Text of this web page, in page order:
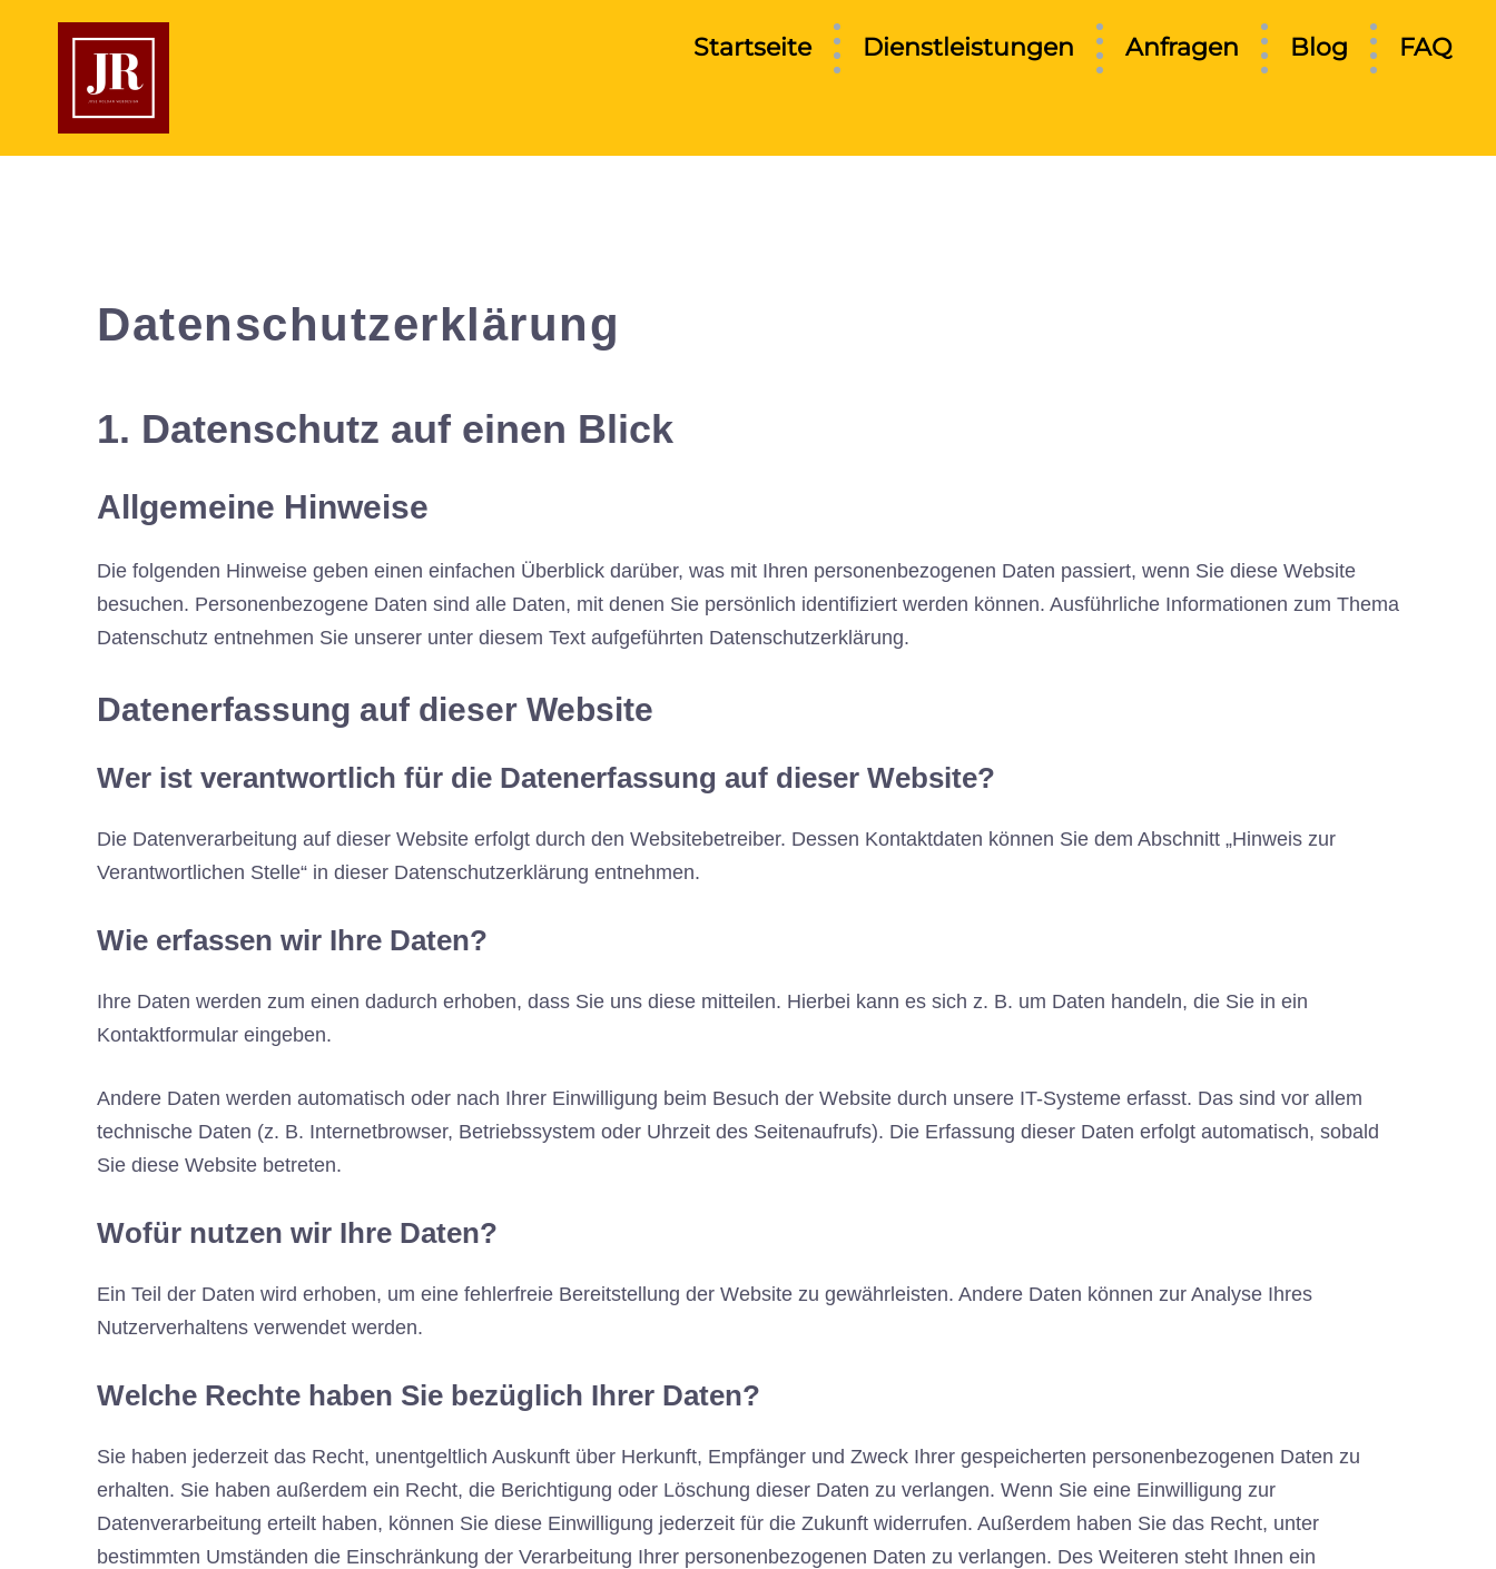
Startseite Dienstleistungen Anfragen Blog FAQ
Datenschutz­erklärung
1. Datenschutz auf einen Blick
Allgemeine Hinweise
Die folgenden Hinweise geben einen einfachen Überblick darüber, was mit Ihren personenbezogenen Daten passiert, wenn Sie diese Website
besuchen. Personenbezogene Daten sind alle Daten, mit denen Sie persönlich identifiziert werden können. Ausführliche Informationen zum Thema
Datenschutz entnehmen Sie unserer unter diesem Text aufgeführten Datenschutzerklärung.
Datenerfassung auf dieser Website
Wer ist verantwortlich für die Datenerfassung auf dieser Website?
Die Datenverarbeitung auf dieser Website erfolgt durch den Websitebetreiber. Dessen Kontaktdaten können Sie dem Abschnitt „Hinweis zur
Verantwortlichen Stelle“ in dieser Datenschutzerklärung entnehmen.
Wie erfassen wir Ihre Daten?
Ihre Daten werden zum einen dadurch erhoben, dass Sie uns diese mitteilen. Hierbei kann es sich z. B. um Daten handeln, die Sie in ein
Kontaktformular eingeben.
Andere Daten werden automatisch oder nach Ihrer Einwilligung beim Besuch der Website durch unsere IT-Systeme erfasst. Das sind vor allem
technische Daten (z. B. Internetbrowser, Betriebssystem oder Uhrzeit des Seitenaufrufs). Die Erfassung dieser Daten erfolgt automatisch, sobald
Sie diese Website betreten.
Wofür nutzen wir Ihre Daten?
Ein Teil der Daten wird erhoben, um eine fehlerfreie Bereitstellung der Website zu gewährleisten. Andere Daten können zur Analyse Ihres
Nutzerverhaltens verwendet werden.
Welche Rechte haben Sie bezüglich Ihrer Daten?
Sie haben jederzeit das Recht, unentgeltlich Auskunft über Herkunft, Empfänger und Zweck Ihrer gespeicherten personenbezogenen Daten zu
erhalten. Sie haben außerdem ein Recht, die Berichtigung oder Löschung dieser Daten zu verlangen. Wenn Sie eine Einwilligung zur
Datenverarbeitung erteilt haben, können Sie diese Einwilligung jederzeit für die Zukunft widerrufen. Außerdem haben Sie das Recht, unter
bestimmten Umständen die Einschränkung der Verarbeitung Ihrer personenbezogenen Daten zu verlangen. Des Weiteren steht Ihnen ein